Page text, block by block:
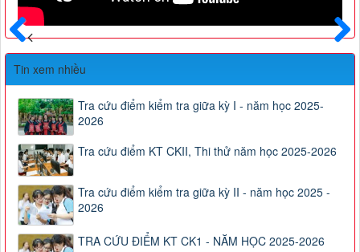
Sau
Trước
Tin xem nhiều
Tra cứu điểm kiểm tra giữa kỳ I - năm học 2025-
2026
Tra cứu điểm KT CKII, Thi thử năm học 2025-2026
Tra cứu điểm kiểm tra giữa kỳ II - năm học 2025 -
2026
TRA CỨU ĐIỂM KT CK1 - NĂM HỌC 2025-2026